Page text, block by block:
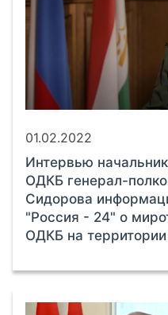
01.02.2022
Интервью
ОДКБ генерал-
Сидорова
"Россия - 24" о
ОДКБ на